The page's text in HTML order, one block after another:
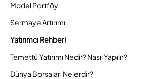
Model Portföy
Sermaye Artırımı
Yatırımcı Rehberi
Temettü Yatırımı Nedir? Nasıl Yapılır?
Dünya Borsaları Nelerdir?